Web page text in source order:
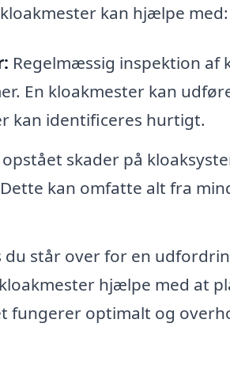
kan hjælpe med:
Regelmæssig inspektion af
En kloakmester kan
kan identificeres hurtigt.
skader på
kan omfatte alt fra
du står over for en
hjælpe med at
fungerer optimalt og